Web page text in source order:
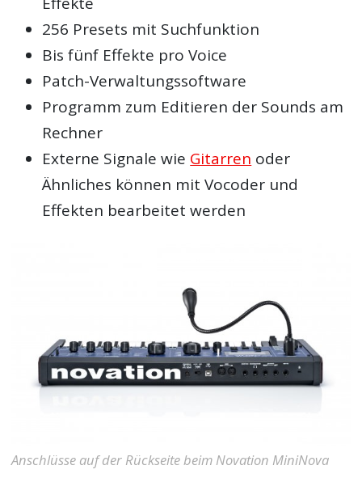
256 Presets mit Suchfunktion
Bis fünf Effekte pro Voice
Patch-Verwaltungssoftware
Programm zum Editieren der Sounds am
Rechner
Externe Signale wie Gitarren oder
Ähnliches können mit Vocoder und
Effekten bearbeitet werden
Anschlüsse auf der Rückseite beim Novation MiniNova